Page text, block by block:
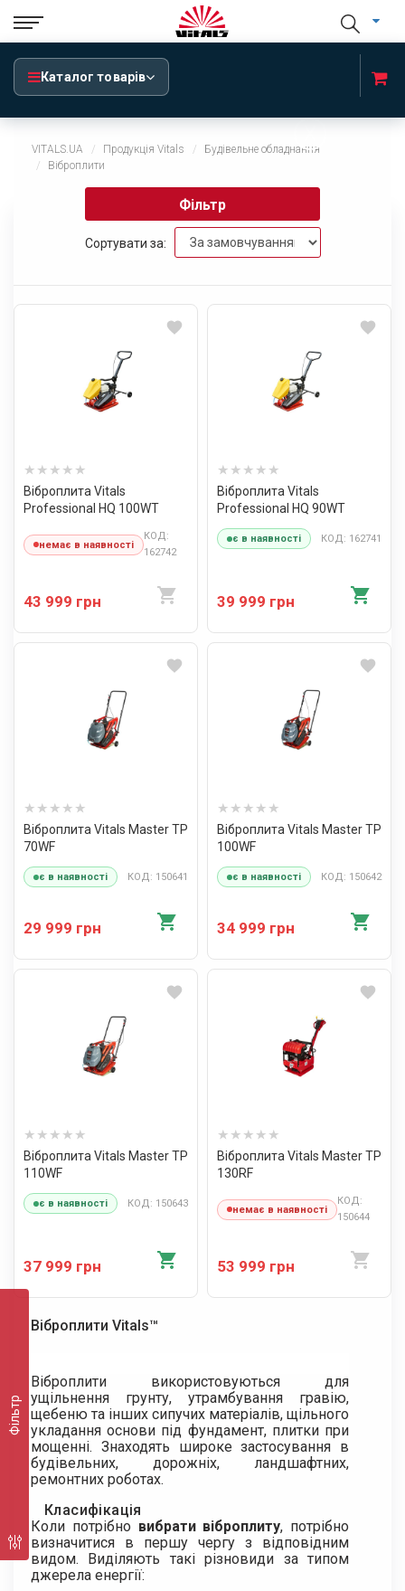
Каталог товарів
VITALS.UA Продукція Vitals
Будівельне обладнання
Віброплити
x
Фільтр
Фільтр
Сортувати за:
Віброплита Vitals
Professional HQ 100WT
немає в наявності
КОД:
162742
43 999 грн
Віброплита Vitals
Professional HQ 90WT
є в наявності КОД: 162741
39 999 грн
Віброплита Vitals Master TP
70WF
є в наявності КОД: 150641
29 999 грн
Віброплита Vitals Master TP
100WF
є в наявності КОД: 150642
34 999 грн
Віброплита Vitals Master TP
110WF
є в наявності КОД: 150643
37 999 грн
Віброплита Vitals Master TP
130RF
немає в наявності
КОД:
150644
53 999 грн
Віброплити Vitals™
Віброплити використовуються для
ущільнення грунту, утрамбування гравію,
щебеню та інших сипучих матеріалів, щільного
укладання основи під фундамент, плитки при
мощенні. Знаходять широке застосування в
будівельних, дорожніх, ландшафтних,
ремонтних роботах.
Класифікація
Коли потрібно вибрати віброплиту, потрібно
визначитися в першу чергу з відповідним
видом. Виділяють такі різновиди за типом
джерела енергії: